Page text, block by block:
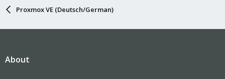
Proxmox VE (Deutsch/German)
About